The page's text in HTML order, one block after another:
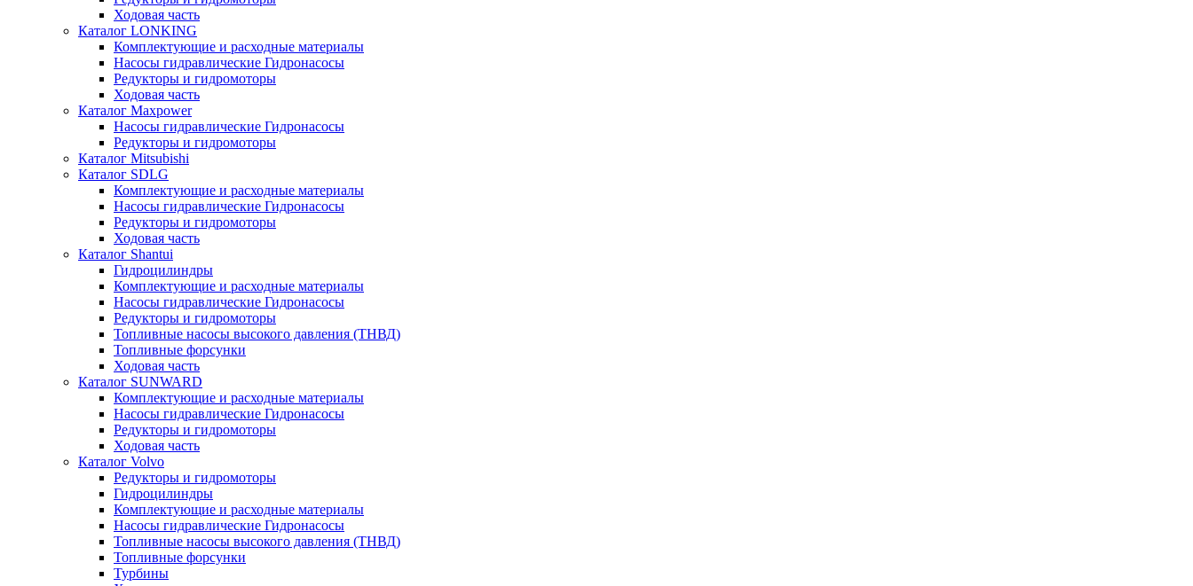
Ходовая часть
Каталог LONKING
Комплектующие и расходные материалы
Насосы гидравлические Гидронасосы
Редукторы и гидромоторы
Ходовая часть
Каталог Maxpower
Насосы гидравлические Гидронасосы
Редукторы и гидромоторы
Каталог Mitsubishi
Каталог SDLG
Комплектующие и расходные материалы
Насосы гидравлические Гидронасосы
Редукторы и гидромоторы
Ходовая часть
Каталог Shantui
Гидроцилиндры
Комплектующие и расходные материалы
Насосы гидравлические Гидронасосы
Редукторы и гидромоторы
Топливные насосы высокого давления (ТНВД)
Топливные форсунки
Ходовая часть
Каталог SUNWARD
Комплектующие и расходные материалы
Насосы гидравлические Гидронасосы
Редукторы и гидромоторы
Ходовая часть
Каталог Volvo
Редукторы и гидромоторы
Гидроцилиндры
Комплектующие и расходные материалы
Насосы гидравлические Гидронасосы
Топливные насосы высокого давления (ТНВД)
Топливные форсунки
Турбины